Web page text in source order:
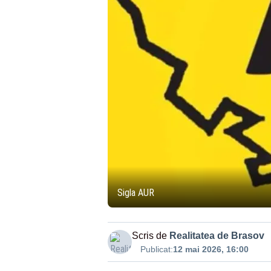
Sigla AUR
Scris de Realitatea de Brasov
Publicat:12 mai 2026, 16:00